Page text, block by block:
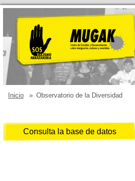
Inicio » Observatorio de la Diversidad
Consulta la base de datos